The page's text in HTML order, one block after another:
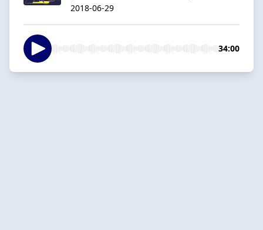
2018-06-29
34:00